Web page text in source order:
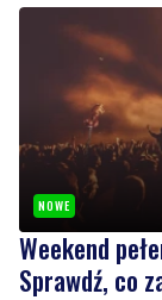
NOWE
Weekend
Sprawdź, co